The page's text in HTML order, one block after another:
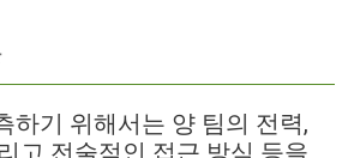
하기 위해서는 양 팀의 전력,
고 전술적인 접근 방식 등을